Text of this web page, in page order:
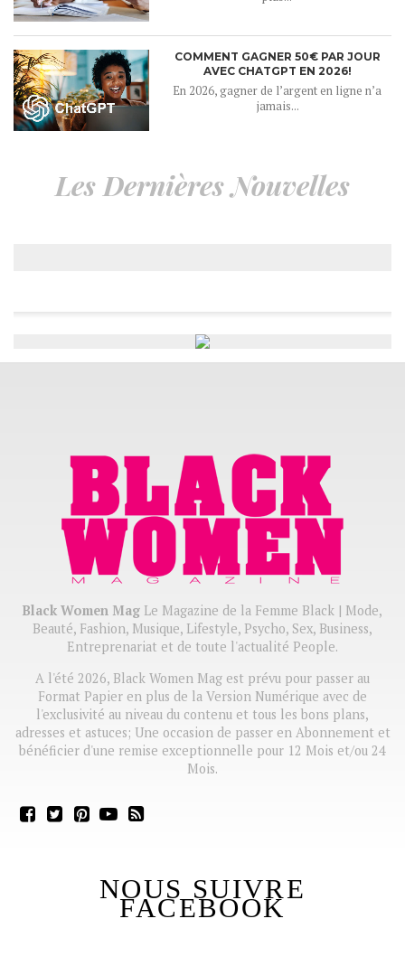
COMMENT GAGNER 50€ PAR JOUR
AVEC CHATGPT EN 2026!
En 2026, gagner de l’argent en ligne n’a
jamais...
Les Dernières Nouvelles
Black Women Mag Le Magazine de la Femme Black | Mode,
Beauté, Fashion, Musique, Lifestyle, Psycho, Sex, Business,
Entreprenariat et de toute l'actualité People.
A l'été 2026, Black Women Mag est prévu pour passer au
Format Papier en plus de la Version Numérique avec de
l'exclusivité au niveau du contenu et tous les bons plans,
adresses et astuces; Une occasion de passer en Abonnement et
bénéficier d'une remise exceptionnelle pour 12 Mois et/ou 24
Mois.
NOUS SUIVRE
FACEBOOK